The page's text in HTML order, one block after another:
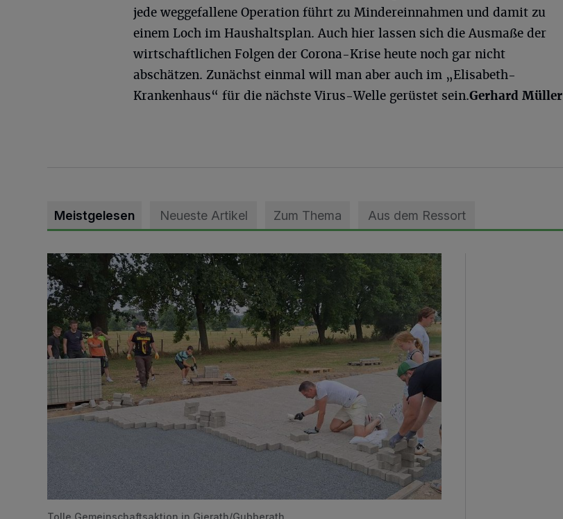
jede weggefallene Operation führt zu Mindereinnahmen und damit zu
einem Loch im Haushaltsplan. Auch hier lassen sich die Ausmaße der
wirtschaftlichen Folgen der Corona-Krise heute noch gar nicht
abschätzen. Zunächst einmal will man aber auch im „Elisabeth-
Krankenhaus“ für die nächste Virus-Welle gerüstet sein.Gerhard Müller
Meistgelesen Neueste Artikel Zum Thema Aus dem Ressort
Pünktlich zum Schützenfest den Weg zum Festzelt geebnet
Tolle Gemeinschaftsaktion in Gierath/Gubberath